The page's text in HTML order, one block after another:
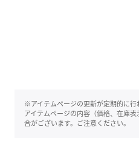
※アイテムページの更新が定期的に
アイテムページの内容（価格、在庫
合がございます。ご注意ください。